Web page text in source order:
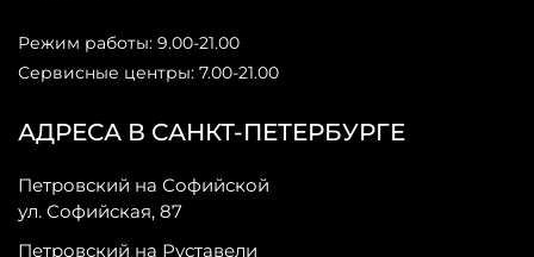
АДРЕСА В САНКТ-ПЕТЕРБУРГЕ
Петровский на Софийской
ул. Софийская, 87
Петровский на Руставели
Режим работы: 9.00-21.00
Сервисные центры: 7.00-21.00